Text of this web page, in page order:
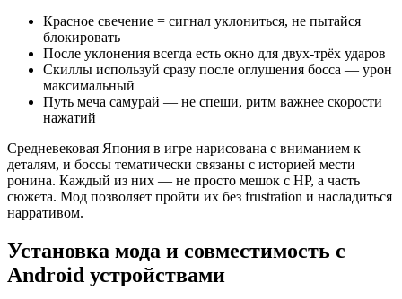
Красное свечение = сигнал уклониться, не пытайся
блокировать
После уклонения всегда есть окно для двух-трёх ударов
Скиллы используй сразу после оглушения босса — урон
максимальный
Путь меча самурай — не спеши, ритм важнее скорости
нажатий
Средневековая Япония в игре нарисована с вниманием к
деталям, и боссы тематически связаны с историей мести
ронина. Каждый из них — не просто мешок с HP, а часть
сюжета. Мод позволяет пройти их без frustration и насладиться
нарративом.
Установка мода и совместимость с
Android устройствами